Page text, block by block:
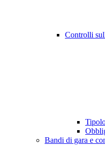
Controlli
Bandi di gara e